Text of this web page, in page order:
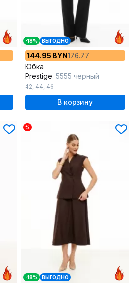
-18% ВЫГОДНО
144.95 BYN176.77
Юбка
Prestige 5555 черный
42, 44, 46
В корзину
%
-18% ВЫГОДНО